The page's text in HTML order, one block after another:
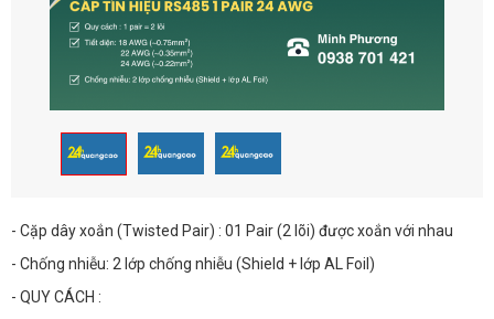
- Cặp dây xoắn (Twisted Pair) : 01 Pair (2 lõi) được xoắn với nhau
- Chống nhiễu: 2 lớp chống nhiễu (Shield + lớp AL Foil)
- QUY CÁCH :